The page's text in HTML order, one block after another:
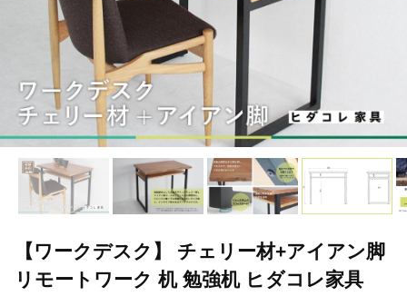
【ワークデスク】 チェリー材+アイアン脚
リモートワーク 机 勉強机 ヒダコレ家具